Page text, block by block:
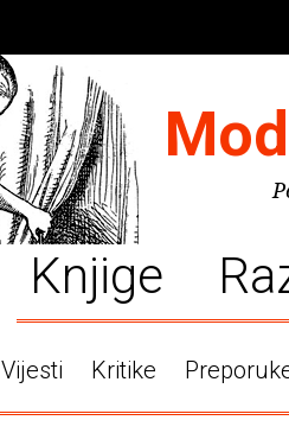
Knjige
Vijesti Kritike